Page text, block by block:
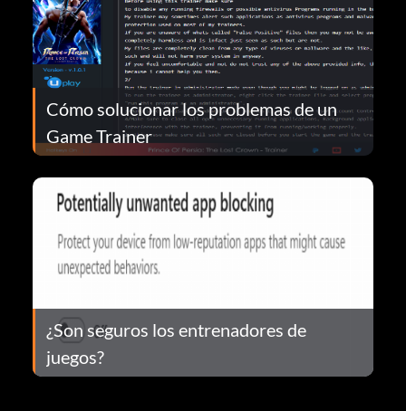
Cómo solucionar los problemas de un
Game Trainer
¿Son seguros los entrenadores de
juegos?